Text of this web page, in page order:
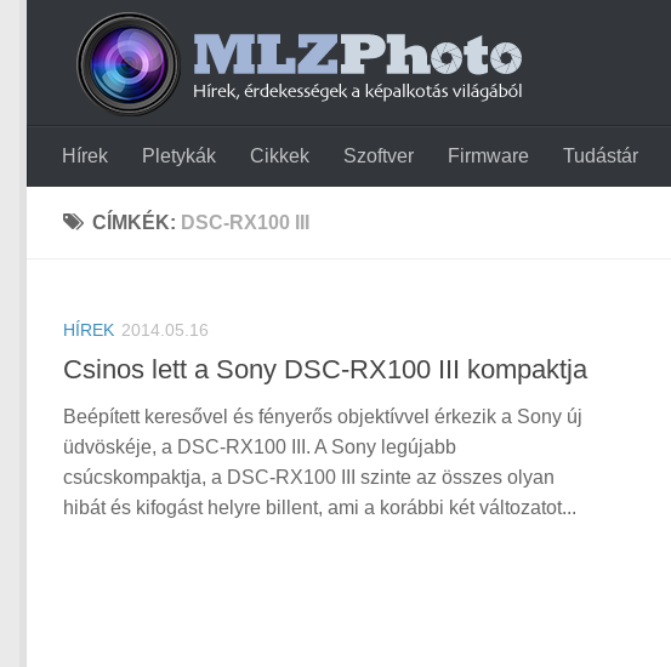
Hírek Pletykák Cikkek Szoftver Firmware Tudástár
CÍMKÉK: DSC-RX100 III
HÍREK 2014.05.16
Csinos lett a Sony DSC-RX100 III kompaktja
Beépített keresővel és fényerős objektívvel érkezik a Sony új
üdvöskéje, a DSC-RX100 III. A Sony legújabb
csúcskompaktja, a DSC-RX100 III szinte az összes olyan
hibát és kifogást helyre billent, ami a korábbi két változatot...